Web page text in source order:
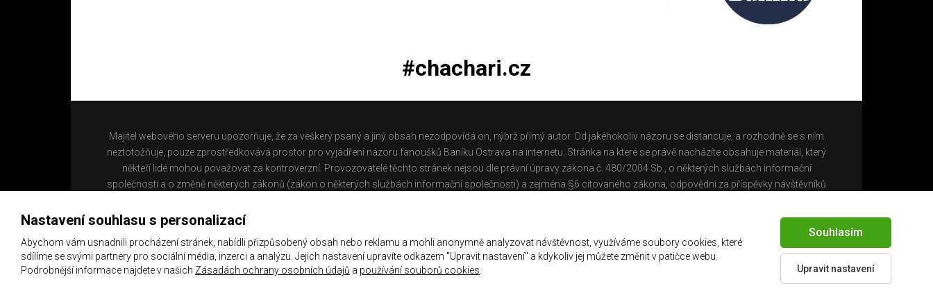
#chachari.cz
Majitel webového serveru upozorňuje, že za veškerý psaný a jiný obsah nezodpovídá on, nýbrž přímý autor. Od jakéhokoliv názoru se distancuje, a rozhodně se s ním
neztotožňuje, pouze zprostředkovává prostor pro vyjádření názoru fanoušků Baníku Ostrava na internetu. Stránka na které se právě nacházíte obsahuje materiál, který
někteří lidé mohou považovat za kontroverzní. Provozovatelé těchto stránek nejsou dle právní úpravy zákona č. 480/2004 Sb., o některých službách informační
společnosti a o změně některých zákonů (zákon o některých službách informační společnosti) a zejména §6 citovaného zákona, odpovědni za příspěvky návštěvníků
Created by
Nastavení souhlasu s personalizací
Abychom vám usnadnili procházení stránek, nabídli přizpůsobený obsah nebo reklamu a mohli anonymně analyzovat návštěvnost, využíváme soubory cookies, které
sdílíme se svými partnery pro sociální média, inzerci a analýzu. Jejich nastavení upravíte odkazem "Upravit nastavení" a kdykoliv jej můžete změnit v patičce webu.
Podrobnější informace najdete v našich Zásadách ochrany osobních údajů a používání souborů cookies
Souhlasím
Upravit nastavení